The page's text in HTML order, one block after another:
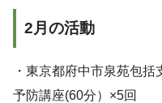
2月の活動
・東京都府中市泉苑包
予防講座(60分）×5回